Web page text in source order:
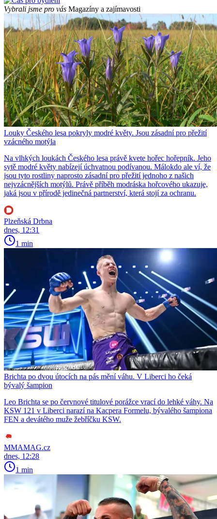
Vybrali jsme pro vás Magazíny a zajímavosti
Louky Českého lesa pokryly modré květy. Jsou zásadní pro přežití
vzácného motýla
Na vlhkých loukách Českého lesa právě kvete hořec hořepník. Jeho
sytě modré květy nabízejí úchvatnou podívanou. Málokdo ale ví, že
jsou tyto rostliny naprosto zásadní pro přežití jednoho z našich
nejvzácnějších motýlů. Právě příběh modráska hořcového ukazuje,
jaká jsou v přírodě jedinečná partnerství, která stojí za ochranu.
Plzeňská Drbna
dnes, 12:31
1 min
Brichta po dvou útocích na pás mění váhu. V Liberci ho čeká
bývalý šampion
Leo Brichta se po červnové titulové porážce vrací do lehké váhy. Na
KSW 121 v Liberci narazí na Kacpera Formelu, bývalého šampiona
FEN a devátého muže žebříčku KSW.
MMAMAG.cz
dnes, 12:28
1 min